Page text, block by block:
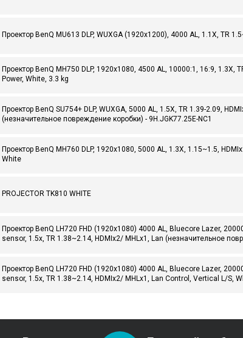
Проектор BenQ MU613 DLP, WUXGA (1920x1200), 4000 AL, 1.1X, TR
Проектор BenQ MH750 DLP, 1920x1080, 4500 AL, 10000:1, 16:9, 1.3X,
Power, White, 3.3 kg
Проектор BenQ SU754+ DLP, WUXGA, 5000 AL, 1.5X, TR 1.39-2.09,
(незначительное повреждение коробки) - 9H.JGK77.25E-NC1
Проектор BenQ MH760 DLP, 1920х1080, 5000 AL, 1.3X, 1.15~1.5,
White
PROJECTOR TK810 WHITE
Проектор BenQ LH720 FHD (1920x1080) 4000 AL, Bluecore Lazer,
sensor, 1.5x, TR 1.38~2.14, HDMIx2/ MHLx1, Lan (незначительное
Проектор BenQ LH720 FHD (1920x1080) 4000 AL, Bluecore Lazer,
sensor, 1.5x, TR 1.38~2.14, HDMIx2/ MHLx1, Lan Control, Vertical L/S,